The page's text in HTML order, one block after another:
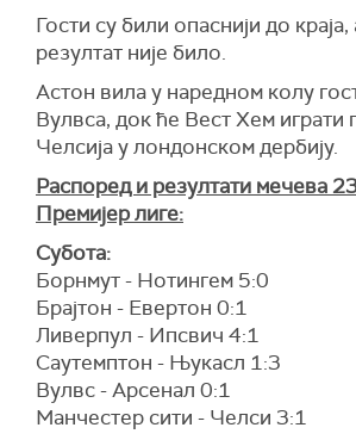
Гости су били опаснији до
резултат није било.
Астон вила у наредном колу
Вулвса, док ће Вест Хем играти
Челсија у лондонском дербију.
Распоред и резултати мечева
Премијер лиге:
Субота:
Борнмут - Нотингем 5:0
Брајтон - Евертон 0:1
Ливерпул - Ипсвич 4:1
Саутемптон - Њукасл 1:3
Вулвс - Арсенал 0:1
Манчестер сити - Челси 3:1